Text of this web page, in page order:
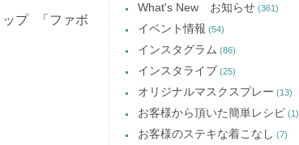
ップ 「ファボ
What's New お知らせ (361)
イベント情報 (54)
インスタグラム (86)
インスタライブ (25)
オリジナルマスクスプレー (13)
お客様から頂いた簡単レシピ (1)
お客様のステキな着こなし (7)